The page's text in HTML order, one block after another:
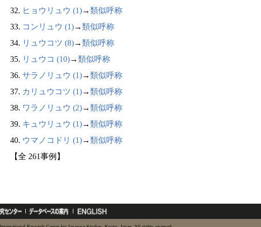
32. ヒョウリュウ (1)→類似呼称
33. コンリュウ (1)→類似呼称
34. リュウコツ (8)→類似呼称
35. リュウコ (10)→類似呼称
36. サラノリュウ (1)→類似呼称
37. カリュウコツ (1)→類似呼称
38. ワラノリュウ (2)→類似呼称
39. キュウリュウ (1)→類似呼称
40. ウマノコドリ (1)→類似呼称
【全 261事例】